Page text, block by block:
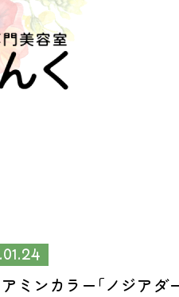
ミンカラー｢ノジアダ